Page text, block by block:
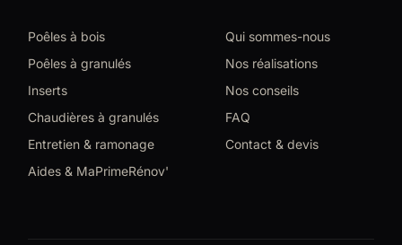
Poêles à bois
Poêles à granulés
Inserts
Chaudières à granulés
Entretien & ramonage
Aides & MaPrimeRénov'
Qui sommes-nous
Nos réalisations
Nos conseils
FAQ
Contact & devis